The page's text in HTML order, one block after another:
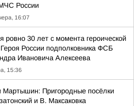
России
16:07
ровно 30 лет с момента героической
Героя России подполковника ФСБ
Ивановича Алексеева
15:36
Мартышин: Пригородные посёлки
и В. Максаковка